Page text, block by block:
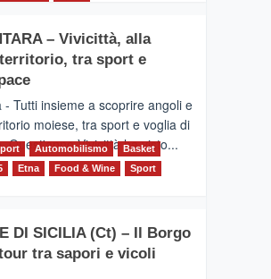
– Vivicittà, alla
tra sport e
- Tutti insieme a scoprire angoli e
moiese, tra sport e voglia di
Quest'anno Vivicittà ha visto...
Automobilismo
Basket
Etna Food & Wine
Sport
DI SICILIA (Ct) – Il Borgo
tra sapori e vicoli